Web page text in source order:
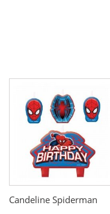
Candeline Spiderman